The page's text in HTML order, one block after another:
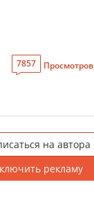
7857 Просмотров
на автора
рекламу